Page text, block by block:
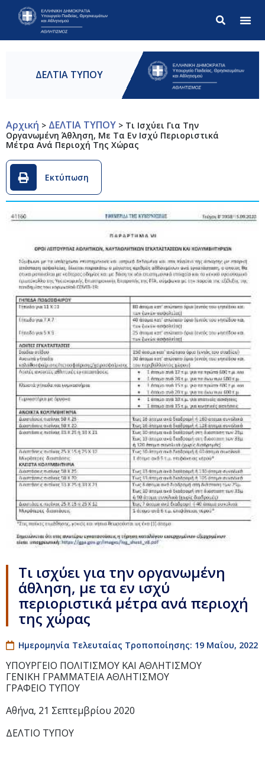
ΔΕΛΤΙΑ ΤΥΠΟΥ
Αρχική > ΔΕΛΤΙΑ ΤΥΠΟΥ > Τι Ισχύει Για Την
Οργανωμένη Άθληση, Με Τα Εν Ισχύ Περιοριστικά
Μέτρα Ανά Περιοχή Της Χώρας
Εκτύπωση
Τι ισχύει για την οργανωμένη
άθληση, με τα εν ισχύ
περιοριστικά μέτρα ανά περιοχή
της χώρας
Ημερομηνία Τελευταίας Τροποποίησης: 19 Μαΐου, 2022
ΥΠΟΥΡΓΕΙΟ ΠΟΛΙΤΙΣΜΟΥ ΚΑΙ ΑΘΛΗΤΙΣΜΟΥ
ΓΕΝΙΚΗ ΓΡΑΜΜΑΤΕΙΑ ΑΘΛΗΤΙΣΜΟΥ
ΓΡΑΦΕΙΟ ΤΥΠΟΥ
Αθήνα, 21 Σεπτεμβρίου 2020
ΔΕΛΤΙΟ ΤΥΠΟΥ